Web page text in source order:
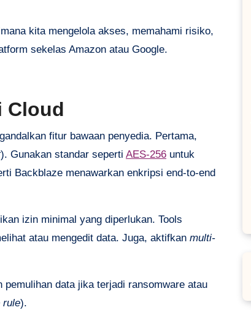
kita mengelola akses, memahami risiko,
sekelas Amazon atau Google.
Cloud
fitur bawaan penyedia. Pertama,
). Gunakan standar seperti AES-256 untuk
Backblaze menawarkan enkripsi end-to-end
izin minimal yang diperlukan. Tools
atau mengedit data. Juga, aktifkan multi-
pemulihan data jika terjadi ransomware atau
rule).